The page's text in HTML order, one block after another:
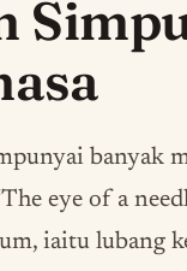
banyak
eye of a
iaitu lubang